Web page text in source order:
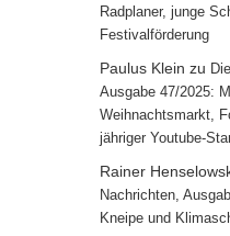
Radplaner, junge
Festivalförderung
Paulus Klein zu
Ausgabe 47/2025:
Weihnachtsmarkt,
jähriger Youtube-
Rainer
Nachrichten,
Kneipe und